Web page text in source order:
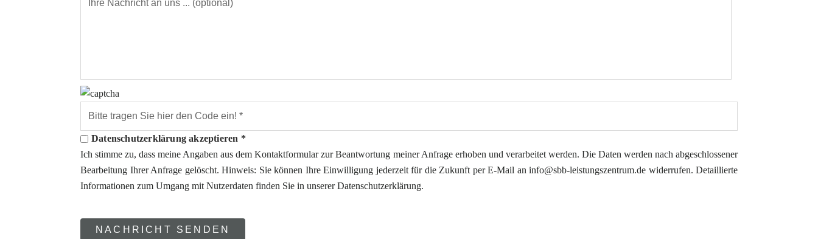
Datenschutzerklärung akzeptieren *
Ich stimme zu, dass meine Angaben aus dem Kontaktformular zur Beantwortung meiner Anfrage erhoben und verarbeitet werden. Die Daten werden nach abgeschlossener
Bearbeitung Ihrer Anfrage gelöscht. Hinweis: Sie können Ihre Einwilligung jederzeit für die Zukunft per E-Mail an info@sbb-leistungszentrum.de widerrufen. Detaillierte
Informationen zum Umgang mit Nutzerdaten finden Sie in unsererDatenschutzerklärung.